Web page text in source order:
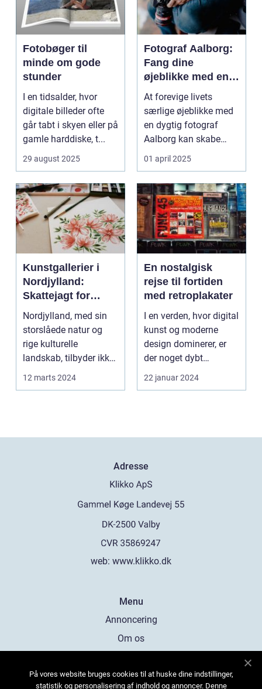
Fotobøger til
minde om gode
stunder
I en tidsalder, hvor
digitale billeder ofte
går tabt i skyen eller på
gamle harddiske, t...
29 august 2025
Fotograf Aalborg:
Fang dine
øjeblikke med en
professionel
fotograf
At forevige livets
særlige øjeblikke med
en dygtig fotograf
Aalborg kan skabe
minder, d...
01 april 2025
Kunstgallerier i
Nordjylland:
Skattejagt for
kunstentusiaster
Nordjylland, med sin
storslåede natur og
rige kulturelle
landskab, tilbyder ikke
kun en flugt ...
12 marts 2024
En nostalgisk
rejse til fortiden
med retroplakater
I en verden, hvor digital
kunst og moderne
design dominerer, er
der noget dybt
fascinerende og
drage...
22 januar 2024
Adresse
web: www.klikko.dk
Menu
Annoncering
Om os
Kontakt os
På vores website bruges cookies til at huske dine indstillinger,
statistik og personalisering af indhold og annoncer. Denne